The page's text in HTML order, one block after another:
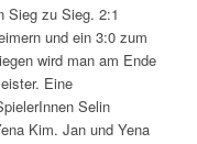
Sieg zu Sieg. 2:1
und ein 3:0 zum
wird man am Ende
Eine
Selin
Kim. Jan und Yena